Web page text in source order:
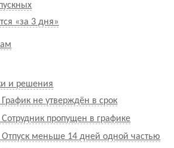
«за 3 дня»
и решения
не утверждён в срок
пропущен в графике
меньше 14 дней одной частью